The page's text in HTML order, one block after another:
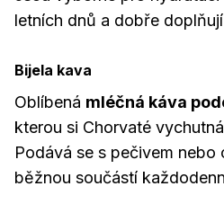
letních dnů a dobře
Bijela kava
Oblíbená mléčná káva
kterou si Chorvaté
Podává se s pečivem nebo
běžnou součástí